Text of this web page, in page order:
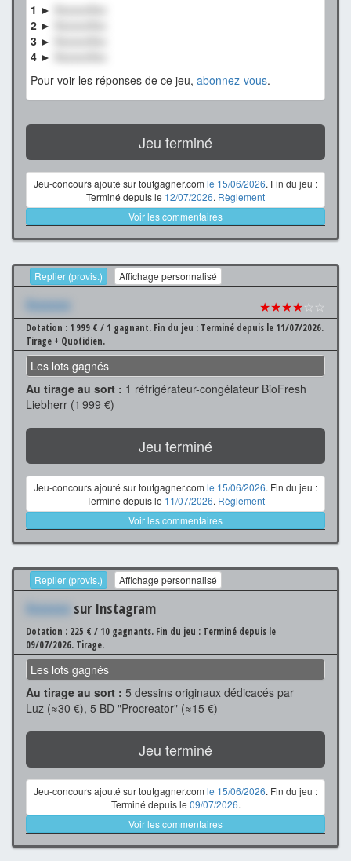
1 ►
XxxxxxXxx
2 ►
3 ►
4 ►
Pour voir les réponses de ce jeu, abonnez-vous.
Jeu terminé
Jeu-concours ajouté sur toutgagner.com le 15/06/2026. Fin du jeu :
Terminé depuis le 12/07/2026. Règlement
Voir les commentaires
Replier (provis.) Affichage personnalisé
Xxxxxxx ★★★★☆☆
Dotation : 1 999 € / 1 gagnant. Fin du jeu : Terminé depuis le 11/07/2026.
Tirage + Quotidien.
Les lots gagnés
Au tirage au sort : 1 réfrigérateur-congélateur BioFresh
Liebherr (1 999 €)
Jeu terminé
Jeu-concours ajouté sur toutgagner.com le 15/06/2026. Fin du jeu :
Terminé depuis le 11/07/2026. Règlement
Voir les commentaires
Replier (provis.) Affichage personnalisé
Xxxxxxx sur Instagram
Dotation : 225 € / 10 gagnants. Fin du jeu : Terminé depuis le
09/07/2026. Tirage.
Les lots gagnés
Au tirage au sort : 5 dessins originaux dédicacés par
Luz (≈30 €), 5 BD "Procreator" (≈15 €)
Jeu terminé
Jeu-concours ajouté sur toutgagner.com le 15/06/2026. Fin du jeu :
Terminé depuis le 09/07/2026.
Voir les commentaires